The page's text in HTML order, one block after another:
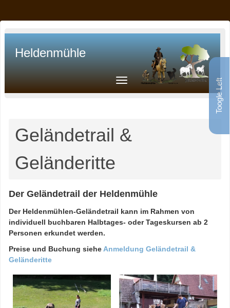
Heldenmühle
Geländetrail &
Geländeritte
Der Geländetrail der Heldenmühle
Der Heldenmühlen-Geländetrail kann im Rahmen von
individuell buchbaren Halbtages- oder Tageskursen ab 2
Personen erkundet werden.
Preise und Buchung siehe Anmeldung Geländetrail &
Geländeritte
Toogle Left